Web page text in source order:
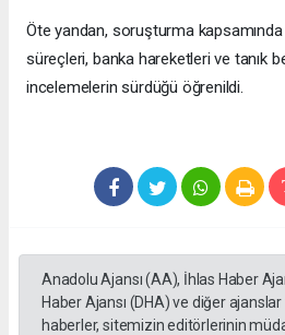
Öte yandan, soruşturma kapsamında
süreçleri, banka hareketleri ve tanık
incelemelerin sürdüğü öğrenildi.
Anadolu Ajansı (AA), İhlas Haber
Haber Ajansı (DHA) ve diğer
haberler, sitemizin editörlerinin